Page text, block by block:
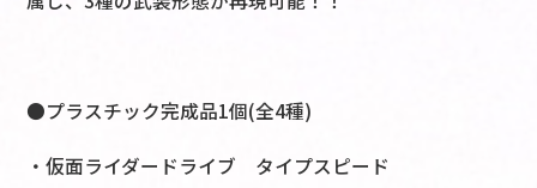
●プラスチック完成品1個(全4種)
・仮面ライダードライブ タイプスピード